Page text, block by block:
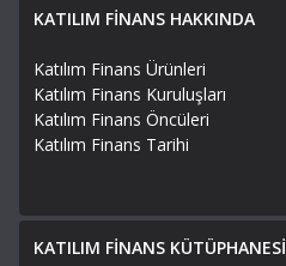
KATILIM FİNANS HAKKINDA
Katılım Finans Ürünleri
Katılım Finans Kuruluşları
Katılım Finans Öncüleri
Katılım Finans Tarihi
KATILIM FİNANS KÜTÜPHANESİ